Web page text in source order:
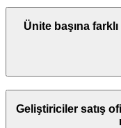
Ünite başına
Geliştiriciler satış